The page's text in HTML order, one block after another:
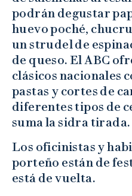
podrán degustar
huevo poché,
un strudel de
de queso. El ABC
clásicos nacionales
pastas y cortes de
diferentes tipos de
suma la sidra tirada.
Los oficinistas y
porteño están de
está de vuelta.